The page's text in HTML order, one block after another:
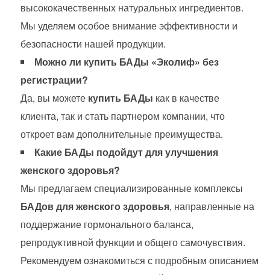
высококачественных натуральных ингредиентов.
Мы уделяем особое внимание эффективности и
безопасности нашей продукции.
Можно ли купить БАДы «Эколиф» без
регистрации?
Да, вы можете купить БАДы как в качестве
клиента, так и стать партнером компании, что
откроет вам дополнительные преимущества.
Какие БАДы подойдут для улучшения
женского здоровья?
Мы предлагаем специализированные комплексы
БАДов для женского здоровья, направленные на
поддержание гормонального баланса,
репродуктивной функции и общего самочувствия.
Рекомендуем ознакомиться с подробным описанием